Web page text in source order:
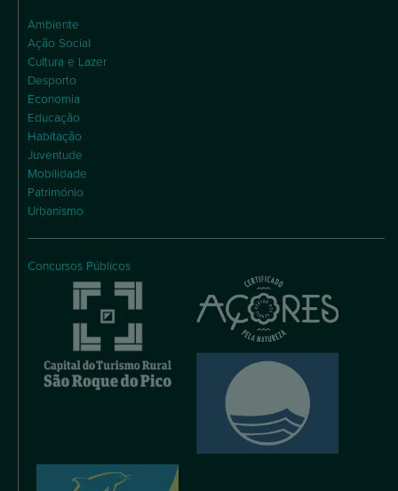
Ambiente
Ação Social
Cultura e Lazer
Desporto
Economia
Educação
Habitação
Juventude
Mobilidade
Património
Urbanismo
Concursos Públicos